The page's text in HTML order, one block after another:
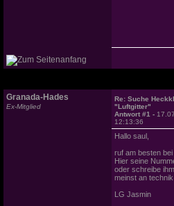
Granada-Hades
Ex-Mitglied
Re: Suche
"Luftgitter"
Antwort #1 -
12:13:36
Hallo saul,
ruf am besten
Hier seine
oder schreibe
meinst an
LG Jasmin